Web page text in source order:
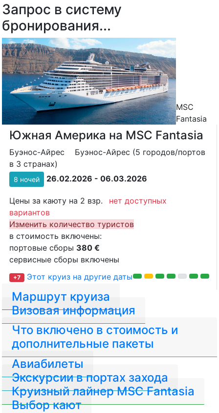
MSC
Fantasia
Южная Америка на MSC Fantasia
Буэнос-Айрес
Буэнос-Айрес (5 городов/портов
в 3 странах)
8 ночей 26.02.2026 - 06.03.2026
Цены за каюту на 2 взр.
нет доступных
вариантов
Изменить количество туристов
в стоимость включены:
портовые сборы 380 €
сервисные сборы включены
+7 Этот круиз на другие даты
Запрос в систему
бронирования...
Маршрут круиза
Визовая информация
Авиабилеты
Что включено в стоимость и
дополнительные пакеты
Экскурсии в портах захода
Круизный лайнер MSC Fantasia
Выбор кают